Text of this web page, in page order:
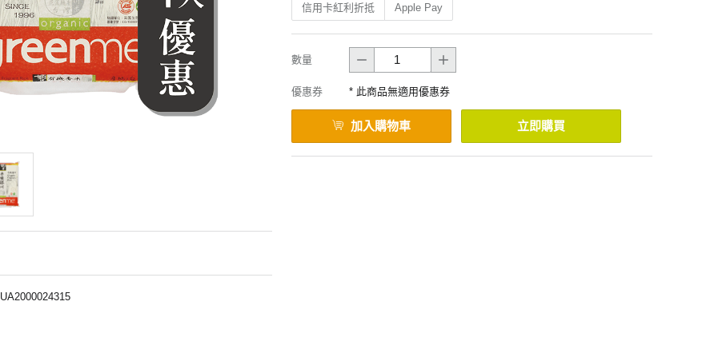
UA2000024315
信用卡紅利折抵 Apple Pay
數量
優惠券 * 此商品無適用優惠券
加入購物車 立即購買